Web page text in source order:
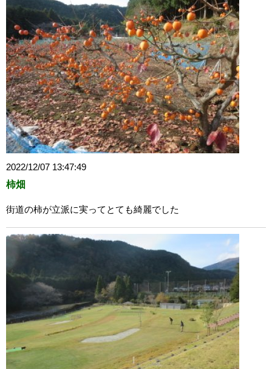
2022/12/07 13:47:49
柿畑
街道の柿が立派に実ってとても綺麗でした